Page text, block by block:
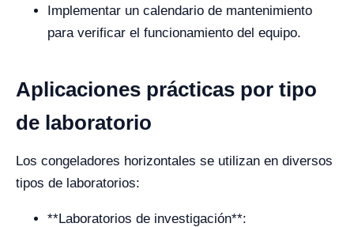
Implementar un calendario de mantenimiento
para verificar el funcionamiento del equipo.
Aplicaciones prácticas por tipo
de laboratorio
Los congeladores horizontales se utilizan en diversos
tipos de laboratorios:
**Laboratorios de investigación**: